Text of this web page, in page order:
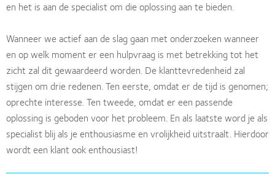
en het is aan de specialist om die oplossing aan te bieden.
Wanneer we actief aan de slag gaan met onderzoeken wanneer
en op welk moment er een hulpvraag is met betrekking tot het
zicht zal dit gewaardeerd worden. De klanttevredenheid zal
stijgen om drie redenen. Ten eerste, omdat er de tijd is genomen;
oprechte interesse. Ten tweede, omdat er een passende
oplossing is geboden voor het probleem. En als laatste word je als
specialist blij als je enthousiasme en vrolijkheid uitstraalt. Hierdoor
wordt een klant ook enthousiast!